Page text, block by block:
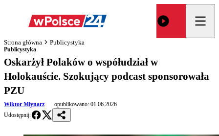
Strona główna Publicystyka
Publicystyka
Oskarżył Polaków o współudział w
Holokauście. Szokujący podcast sponsorowała
PZU
Wiktor Młynarz opublikowano: 01.06.2026
Udostępnij: